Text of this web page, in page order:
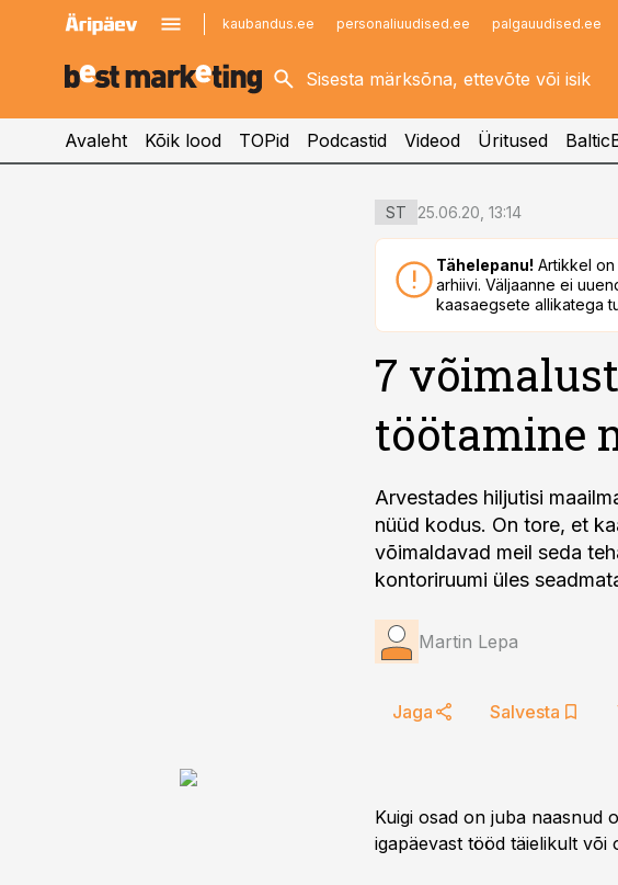
kaubandus.ee personaliuudised.ee palgauudised.ee
kinnisvarauudised.ee
logistikauudised.ee
imelineajalugu.ee
Infopank
Avaleht Kõik lood TOPid Podcastid Videod Üritused
ST 25.06.20, 13:14
Tähelepanu! Artikkel on
arhiivi. Väljaanne ei
kaasaegsete allikatega
7
töötamine
Arvestades hiljutisi
nüüd kodus. On tore, et
võimaldavad meil seda
kontoriruumi üles
Martin Lepa
Jaga Salvesta
Kuigi osad on juba naasnud
igapäevast tööd täielikult või